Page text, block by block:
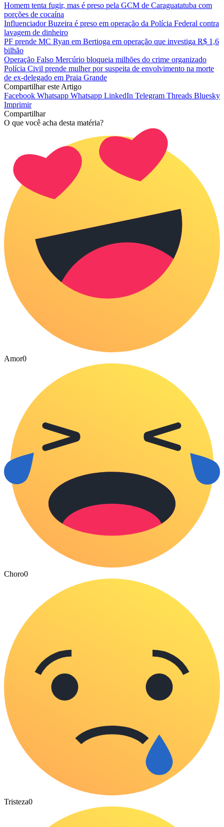
Homem tenta fugir, mas é preso pela GCM de Caraguatatuba com
porções de cocaína
Influenciador Buzeira é preso em operação da Polícia Federal contra
lavagem de dinheiro
PF prende MC Ryan em Bertioga em operação que investiga R$ 1,6
bilhão
Operação Falso Mercúrio bloqueia milhões do crime organizado
Polícia Civil prende mulher por suspeita de envolvimento na morte
de ex-delegado em Praia Grande
Compartilhar este Artigo
Facebook Whatsapp Whatsapp LinkedIn Telegram Threads Bluesky
Imprimir
Compartilhar
O que você acha desta matéria?
Amor0
Choro0
Tristeza0